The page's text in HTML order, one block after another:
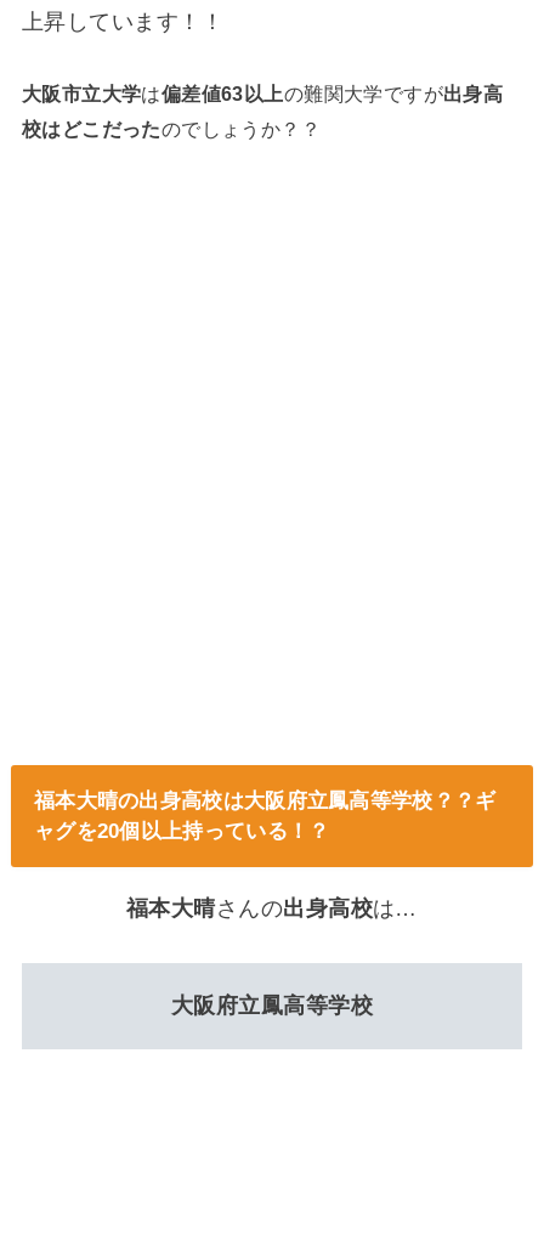
上昇しています！！
大阪市立大学は偏差値63以上の難関大学ですが出身高
校はどこだったのでしょうか？？
福本大晴の出身高校は大阪府立鳳高等学校？？ギ
ャグを20個以上持っている！？
福本大晴さんの出身高校は…
大阪府立鳳高等学校